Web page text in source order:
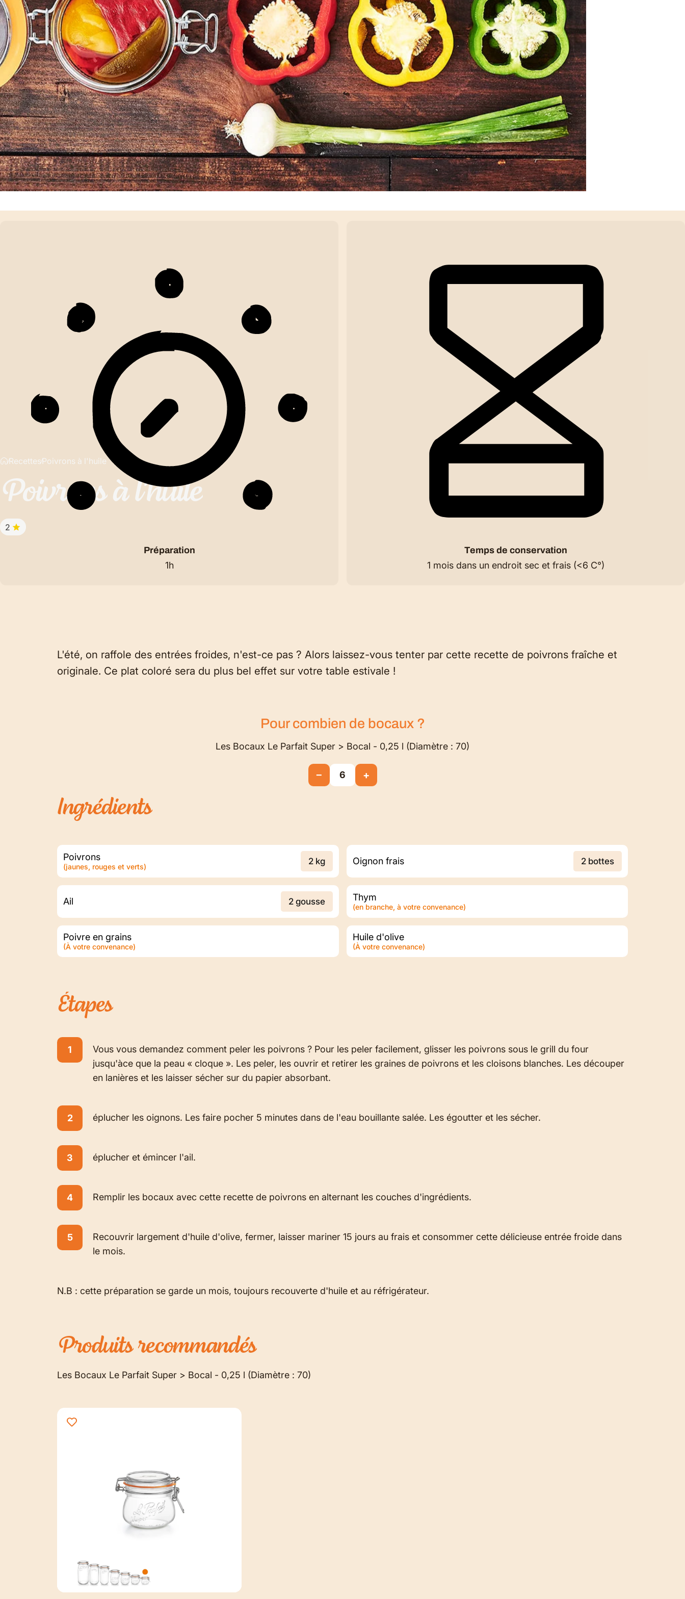
RecettesPoivrons à l'huile
Poivronsàl'huile
2
Préparation
1h
Temps de conservation
1 mois dans un endroit sec et frais (<6 C°)
L'été, on raffole des entrées froides, n'est-ce pas ? Alors laissez-vous tenter par cette recette de poivrons fraîche et
originale. Ce plat coloré sera du plus bel effet sur votre table estivale !
Pour combien de bocaux?
Les Bocaux Le Parfait Super > Bocal - 0,25 l (Diamètre : 70)
− 6 +
Ingrédients
Poivrons
(jaunes, rouges et verts)
2 kg Oignon frais 2 bottes
Ail 2 gousse Thym
(en branche, à votre convenance)
Poivre en grains
(À votre convenance)
Huile d'olive
(À votre convenance)
Étapes
Vous vous demandez comment peler les poivrons ? Pour les peler facilement, glisser les poivrons sous le grill du four
jusqu'àce que la peau « cloque ». Les peler, les ouvrir et retirer les graines de poivrons et les cloisons blanches. Les découper
en lanières et les laisser sécher sur du papier absorbant.
éplucher les oignons. Les faire pocher 5 minutes dans de l'eau bouillante salée. Les égoutter et les sécher.
éplucher et émincer l'ail.
Remplir les bocaux avec cette recette de poivrons en alternant les couches d'ingrédients.
Recouvrir largement d'huile d'olive, fermer, laisser mariner 15 jours au frais et consommer cette délicieuse entrée froide dans
le mois.
N.B : cette préparation se garde un mois, toujours recouverte d'huile et au réfrigérateur.
Produitsrecommandés
Les Bocaux Le Parfait Super > Bocal - 0,25 l (Diamètre : 70)